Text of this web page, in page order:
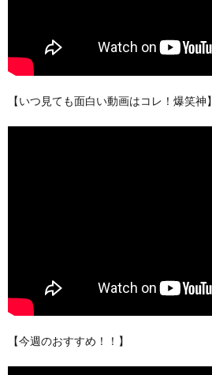
【いつ見ても面白い動画はコレ！爆笑神】
【今週のおすすめ！！】